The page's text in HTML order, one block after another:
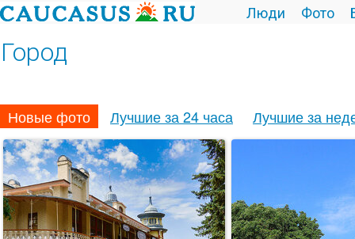
Люди Фото
Город
Новые фото Лучшие за 24 часа Лучшие за